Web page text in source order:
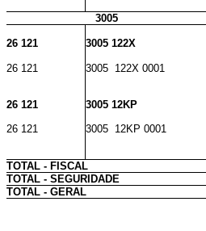
3005
26 121
3005 122X
26 121
3005 122X 0001
26 121
3005 12KP
26 121
3005 12KP 0001
TOTAL - FISCAL
TOTAL - SEGURIDADE
TOTAL - GERAL